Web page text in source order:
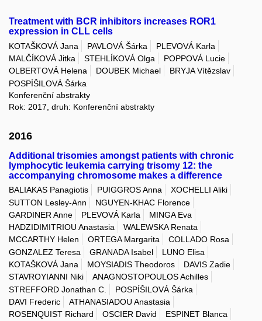
Treatment with BCR inhibitors increases ROR1
expression in CLL cells
KOTAŠKOVÁ Jana PAVLOVÁ Šárka
PLEVOVÁ Karla
MALČÍKOVÁ Jitka
STEHLÍKOVÁ Olga
POPPOVÁ Lucie
OLBERTOVÁ Helena
DOUBEK Michael
BRYJA Vítězslav
POSPÍŠILOVÁ Šárka
Konferenční abstrakty
Rok: 2017, druh: Konferenční abstrakty
2016
Additional trisomies amongst patients with chronic
lymphocytic leukemia carrying trisomy 12: the
accompanying chromosome makes a difference
BALIAKAS Panagiotis PUIGGROS Anna
XOCHELLI Aliki
SUTTON Lesley-Ann
NGUYEN-KHAC Florence
GARDINER Anne
PLEVOVÁ Karla
MINGA Eva
HADZIDIMITRIOU Anastasia
WALEWSKA Renata
MCCARTHY Helen
ORTEGA Margarita
COLLADO Rosa
GONZALEZ Teresa
GRANADA Isabel
LUNO Elisa
KOTAŠKOVÁ Jana
MOYSIADIS Theodoros
DAVIS Zadie
STAVROYIANNI Niki
ANAGNOSTOPOULOS Achilles
STREFFORD Jonathan C.
POSPÍŠILOVÁ Šárka
DAVI Frederic
ATHANASIADOU Anastasia
ROSENQUIST Richard
OSCIER David
ESPINET Blanca